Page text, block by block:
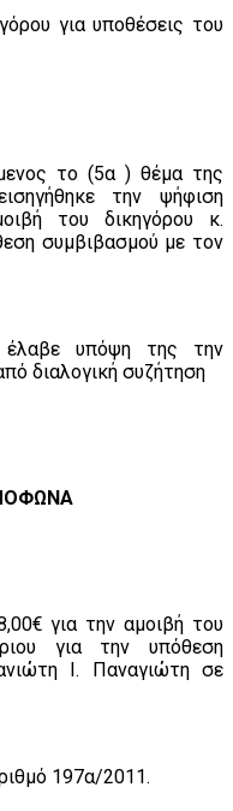
για υποθέσεις του
το (5α ) θέμα της
την ψήφιση
του δικηγόρου κ.
συμβιβασμού με τον
έλαβε υπόψη της την
διαλογική συζήτηση
για την αμοιβή του
για την υπόθεση
Ι. Παναγιώτη σε
197α/2011.